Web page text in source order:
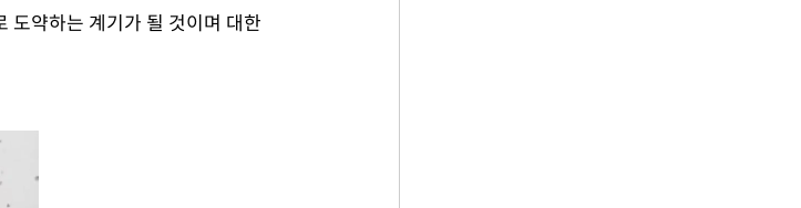
도약하는 계기가 될 것이며 대한